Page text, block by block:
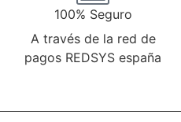
100% Seguro
A través de la red de
pagos REDSYS españa